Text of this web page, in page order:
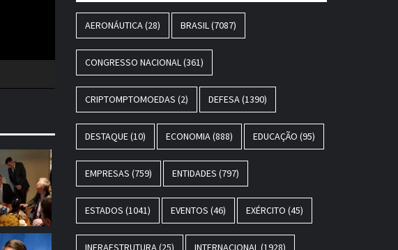
AERONÁUTICA (28) BRASIL (7087)
CONGRESSO NACIONAL (361)
CRIPTOMPTOMOEDAS (2) DEFESA (1390)
DESTAQUE(10) ECONOMIA (888) EDUCAÇÃO (95)
EMPRESAS (759) ENTIDADES (797)
ESTADOS (1041) EVENTOS (46) EXÉRCITO (45)
INFRAESTRUTURA (25) INTERNACIONAL (1928)